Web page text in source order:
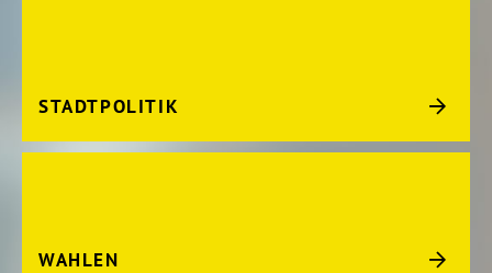
STADTPOLITIK
WAHLEN